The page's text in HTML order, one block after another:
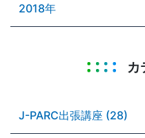
2018年
カ
J-PARC出張講座 (28)